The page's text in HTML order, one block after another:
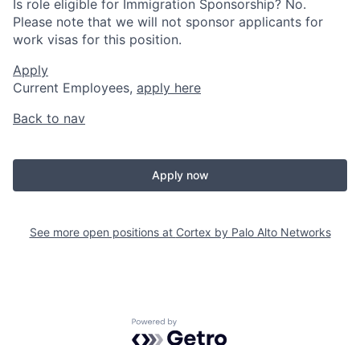
Is role eligible for Immigration Sponsorship? No.
Please note that we will not sponsor applicants for
work visas for this position.
Apply
Current Employees, apply here
Back to nav
Apply now
See more open positions at Cortex by Palo Alto Networks
Powered by Getro.com